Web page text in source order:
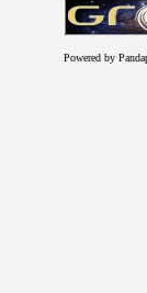
Powered by